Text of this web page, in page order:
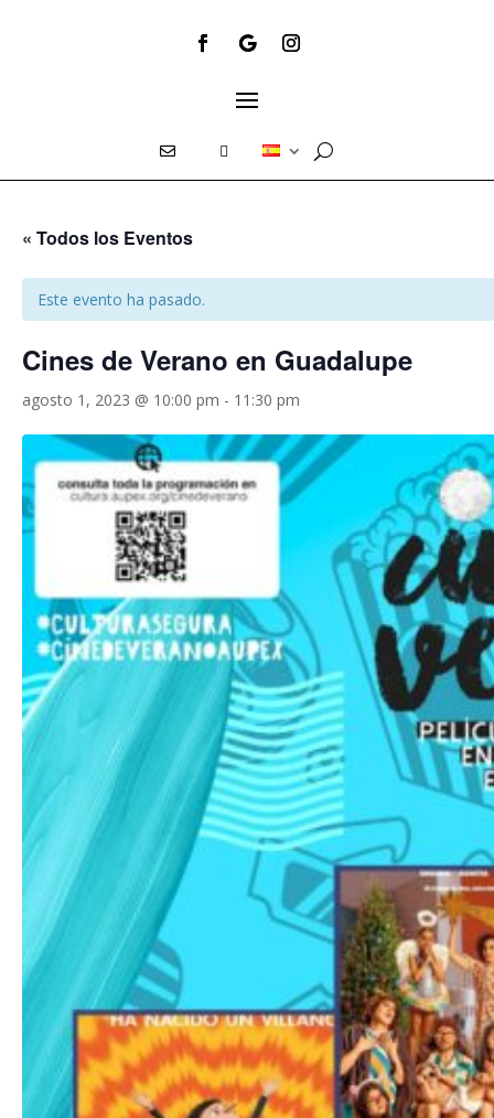
« Todos los Eventos
Este evento ha pasado.
Cines de Verano en Guadalupe
agosto 1, 2023 @ 10:00 pm - 11:30 pm